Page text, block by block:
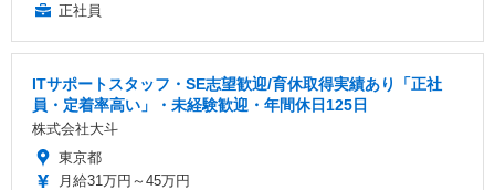
正社員
ITサポートスタッフ・SE志望歓迎/育休取得実績あり「正社
員・定着率高い」・未経験歓迎・年間休日125日
株式会社大斗
東京都
月給31万円～45万円